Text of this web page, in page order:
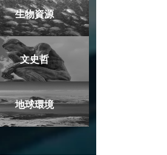
生物資源
文史哲
地球環境